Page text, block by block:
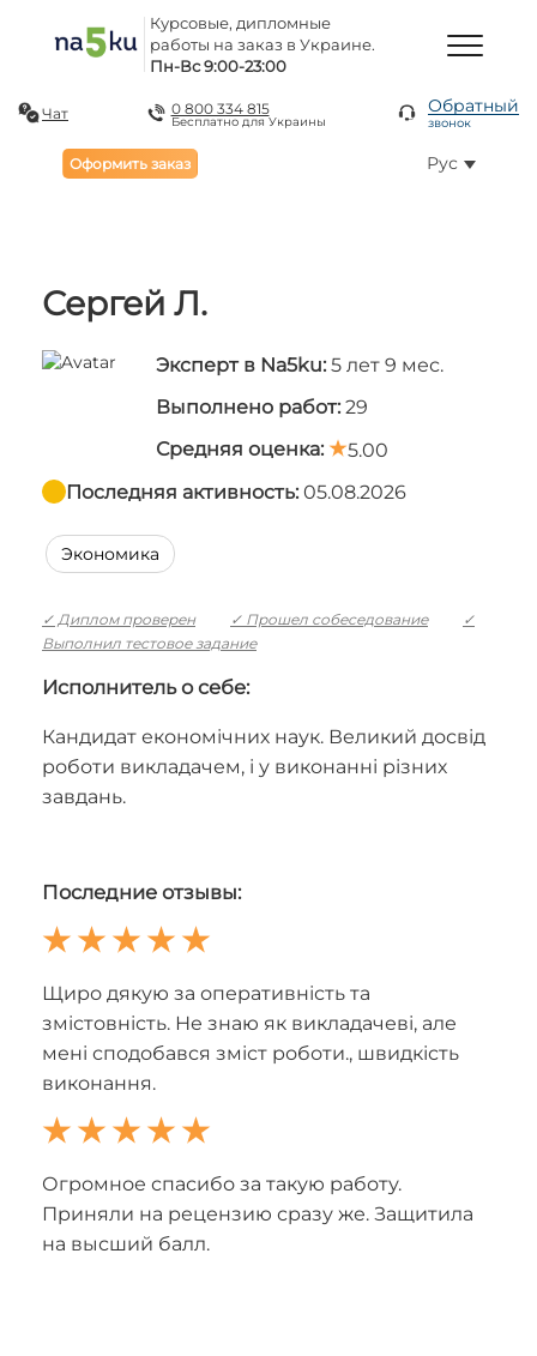
Курсовые, дипломные
работы на заказ в Украине.
Пн-Вс 9:00-23:00
Чат 0 800 334 815
Бесплатно для Украины
Обратный
звонок
Оформить заказ Рус
Сергей Л.
Эксперт в Na5ku: 5 лет 9 мес.
Выполнено работ: 29
Средняя оценка:
5.00
Последняя активность: 05.08.2026
Экономика
✓ Диплом проверен ✓ Прошел собеседование
✓
Выполнил тестовое задание
Исполнитель о себе:
Кандидат економічних наук. Великий досвід
роботи викладачем, і у виконанні різних
завдань.
Последние отзывы:
Щиро дякую за оперативність та
змістовність. Не знаю як викладачеві, але
мені сподобався зміст роботи., швидкість
виконання.
Огромное спасибо за такую работу.
Приняли на рецензию сразу же. Защитила
на высший балл.